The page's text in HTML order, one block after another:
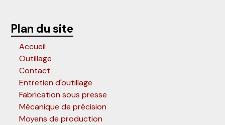
Plan du site
Accueil
Outillage
Contact
Entretien d'outillage
Fabrication sous presse
Mécanique de précision
Moyens de production